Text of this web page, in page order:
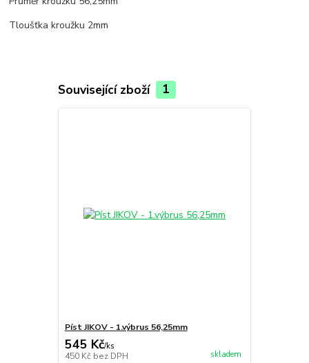
Tloušťka kroužku 2mm
Související zboží 1
Píst JIKOV - 1.výbrus 56,25mm
545 Kč/ks
450 Kč bez DPH skladem